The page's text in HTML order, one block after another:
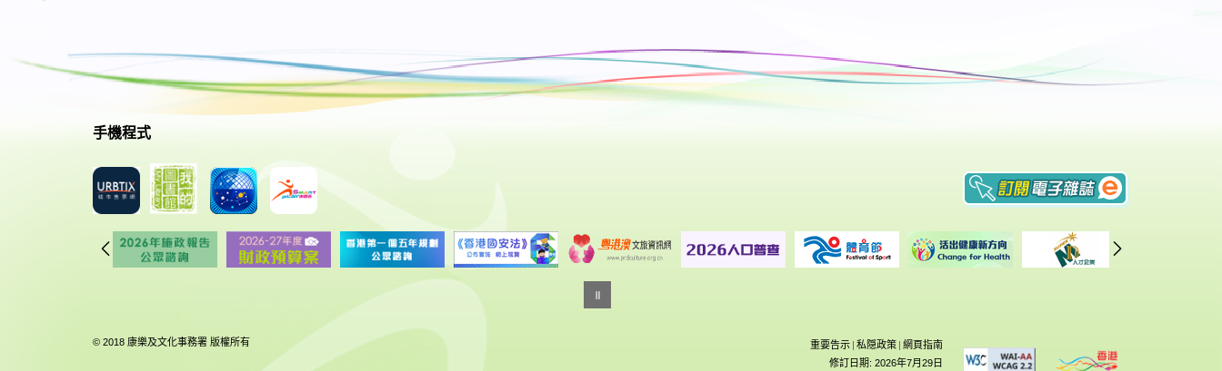
航向太空⸺中國載人航天之旅
香港太空館大堂 | 展期至2026年9月28日
屯門大會堂演奏廳
14:15
「香港芭蕾舞學會超新星大賞2026」
手機程式
重要告示 | 私隠政策 | 網頁指南
修訂日期: 2026年7月29日
© 2018 康樂及文化事務署 版權所有